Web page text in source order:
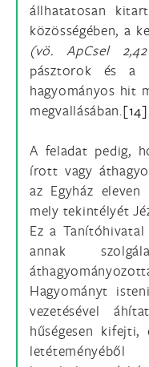
állhatatosan
közösségében, a
(vö.
ApCsel
pásztorok és a
hagyományos hit
megvallásában.[14]
A feladat pedig,
írott vagy
az Egyház
mely tekintélyét
Ez a
annak
Hagyományt
vezetésével
hűségesen